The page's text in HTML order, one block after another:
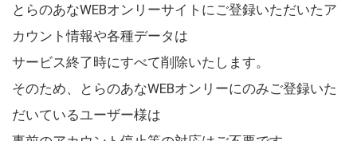
とらのあなWEBオンリーサイトにご登録いただいたア
カウント情報や各種データは
サービス終了時にすべて削除いたします。
そのため、とらのあなWEBオンリーにのみご登録いた
だいているユーザー様は